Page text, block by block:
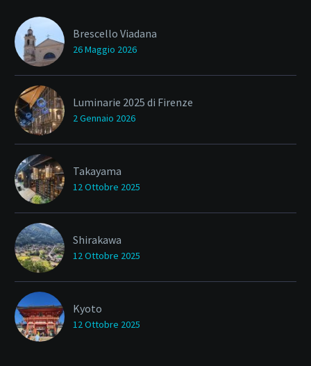
Brescello Viadana
26 Maggio 2026
Luminarie 2025 di Firenze
2 Gennaio 2026
Takayama
12 Ottobre 2025
Shirakawa
12 Ottobre 2025
Kyoto
12 Ottobre 2025